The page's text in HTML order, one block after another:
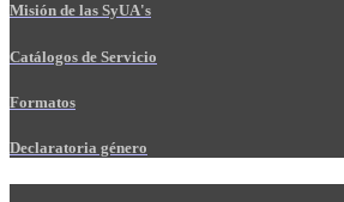
Misión de las SyUA's
Catálogos de Servicio
Formatos
Declaratoria género